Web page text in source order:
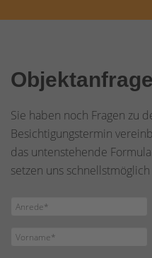
Objektanfrage
Sie haben noch Fragen zu
Besichtigungstermin
das untenstehende
setzen uns